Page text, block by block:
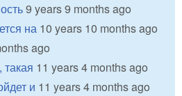
9 years 9 months ago
на 10 years 10 months ago
ago
такая 11 years 4 months ago
и 11 years 4 months ago